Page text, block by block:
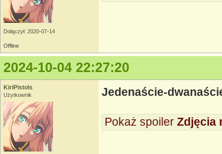
Dołączył: 2020-07-14
Offline
2024-10-04 22:27:20
KiriPistols
Użytkownik Jedenaście-
Pokaż spoiler Zdjęcia